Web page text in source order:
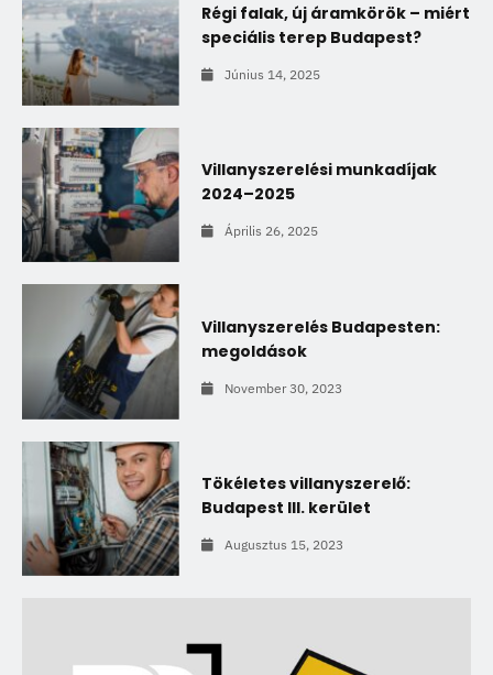
Régi falak, új áramkörök – miért
speciális terep Budapest?
Június 14, 2025
Villanyszerelési munkadíjak
2024–2025
Április 26, 2025
Villanyszerelés Budapesten:
megoldások
November 30, 2023
Tökéletes villanyszerelő:
Budapest III. kerület
Augusztus 15, 2023